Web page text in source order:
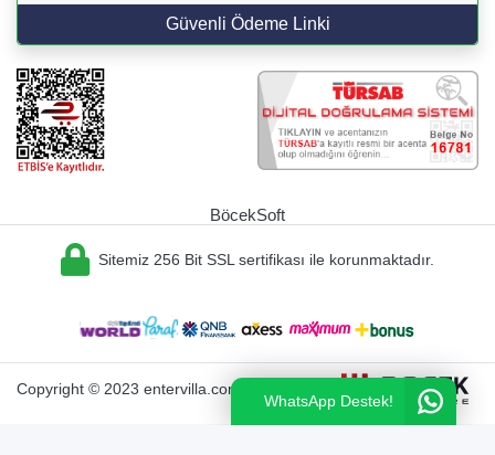
Güvenli Ödeme Linki
BöcekSoft
Sitemiz 256 Bit SSL sertifikası ile korunmaktadır.
Copyright © 2023 entervilla.com
WhatsApp Destek!